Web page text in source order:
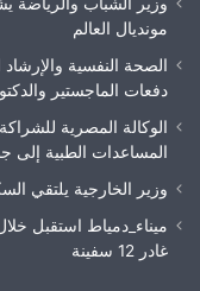
وزير الشباب والرياضة
مونديال العالم
الصحة النفسية
دفعات الماجستير
الوكالة المصرية
المساعدات الطبية إلى
وزير الخارجية يلتقي
غادر 12 سفينة